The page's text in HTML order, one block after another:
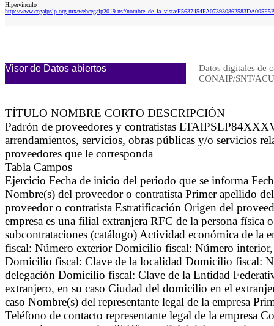
Hipervinculo
http://www.cegaipslp.org.mx/webcegaip2019.nsf/nombre_de_la_vista/
Visor de Datos abiertos
Datos digitales de
CONAIP/SNT/
TÍTULO NOMBRE CORTO DESCRIPCIÓN
Padrón de proveedores y contratistas
arrendamientos, servicios, obras públicas y/o servicios
proveedores que le corresponda
Tabla Campos
Ejercicio Fecha de inicio del periodo que se informa
Nombre(s) del proveedor o contratista Primer apellido
proveedor o contratista Estratificación Origen del
empresa es una filial extranjera RFC de la persona
subcontrataciones (catálogo) Actividad económica de
fiscal: Número exterior Domicilio fiscal: Número
Domicilio fiscal: Clave de la localidad Domicilio fiscal:
delegación Domicilio fiscal: Clave de la Entidad
extranjero, en su caso Ciudad del domicilio en el
caso Nombre(s) del representante legal de la empresa
Teléfono de contacto representante legal de la empresa